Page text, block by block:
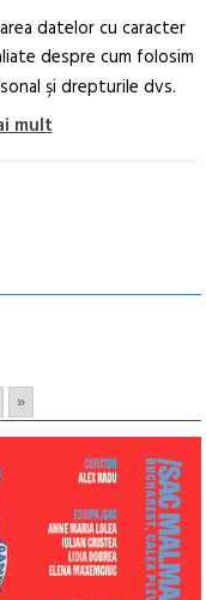
RO EN
»
datelor cu caracter
despre cum folosim
şi drepturile dvs.
mult